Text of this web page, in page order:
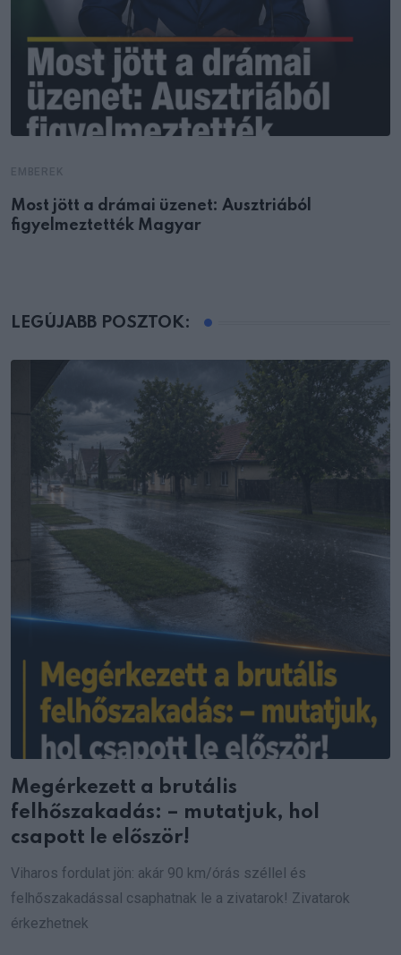
Most jött a drámai üzenet: Ausztriából
figyelmeztették Magyar
LEGÚJABB POSZTOK:
Megérkezett a brutális
felhőszakadás: – mutatjuk, hol
csapott le először!
Viharos fordulat jön: akár 90 km/órás széllel és
felhőszakadással csaphatnak le a zivatarok! Zivatarok
érkezhetnek